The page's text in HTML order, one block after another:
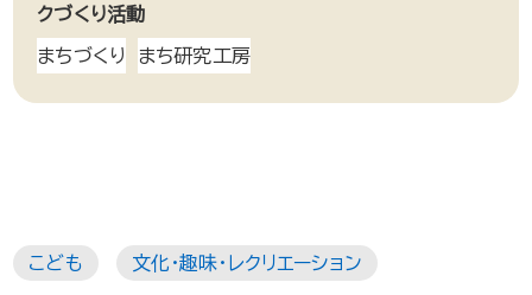
クづくり活動
まちづくり まち研究工房
こども 文化・趣味・レクリエーション